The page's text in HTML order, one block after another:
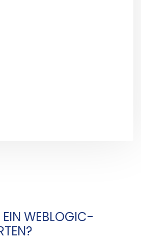
WEBLOGIC-